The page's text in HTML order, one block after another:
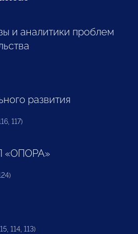
и аналитики проблем
развития
117)
«ОПОРА»
114, 113)